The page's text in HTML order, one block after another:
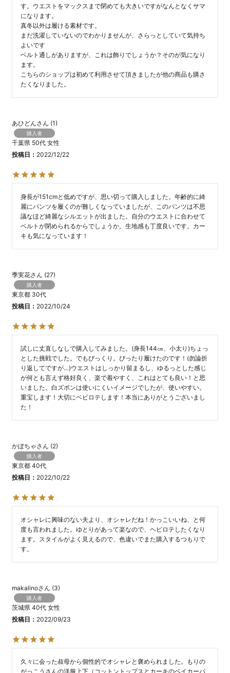
す。ウエストをマックスまで閉めても大きいですがなんとなくサマ
になります。
真冬以外は履ける素材です。
まだ洗濯していないのでわかりませんが、さらっとしていて気持ち
よいです
ベルト通しがありますが、これは飾りでしょうか？そのが気になり
ます。
こちらのショップは初めて利用させて頂きましたが他の商品も購さ
たくなりました。
あひどん 1
購入者
千葉県 50代 女性
投稿日
2022/12/22
身長が151cmと低めですが、思い切って購入しました。年齢的に綺
麗にパンツを履くのが難しくなっていましたが、このパンツは不思
議なほど綺麗なシルエットが出ました。自分のウエストに合わせて
ベルトが閉められるからでしょうか。生地感も丁度良いです。カー
キも気になっています！
季実花 27
購入者
東京都 30代
投稿日
2022/10/24
試しに丈直しなしで購入してみました。(身長144㎝、小太り)ちょっ
とした挑戦でした。でもびっくり。ぴったり履けたのです！(勿論折
り返してですが…)ウエストはしっかり留まるし、ゆるっとした感じ
が何とも言えず格好良く、楽で着やすく、これはとても良い！と思
いました。白ズボンは使いにくいイメージでしたが、使いやすい。
重宝します！大切にベビロテします！本当にありがとうございまし
た！
かぼちゃ 2
購入者
東京都 40代
投稿日
2022/10/22
オシャレに興味のない夫より、オシャレだね！かっこいいね、と何
度も言われました。ゆとりがあって楽なので、ヘビロテしたくなり
ます。スタイルがよく見えるので、色違いでまた購入するつもりで
す。
makalino 3
購入者
茨城県 40代 女性
投稿日
2022/09/23
久々に会った叔母から個性的でオシャレと褒められました。もりの
がっこうさんの洋服上下（コットントップスとカーキのベイカーパ